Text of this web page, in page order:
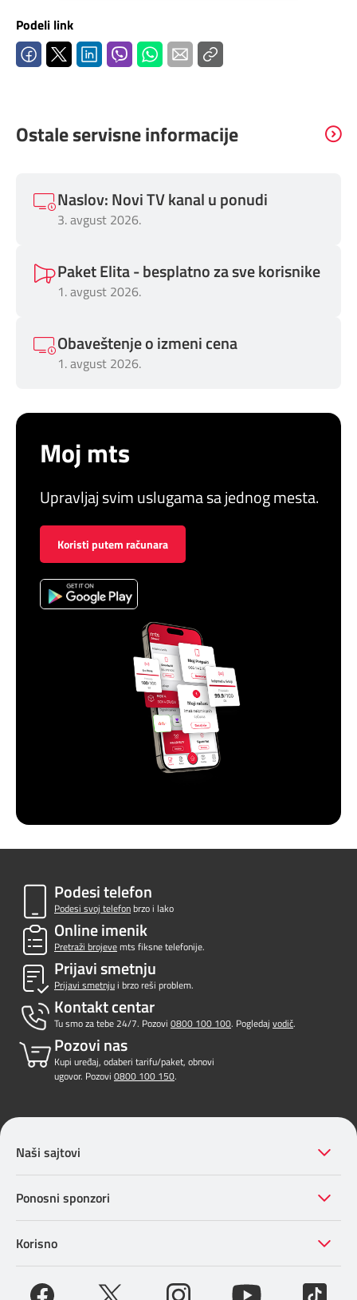
Podeli link
Ostale servisne informacije
Naslov: Novi TV kanal u ponudi
3. avgust 2026.
Paket Elita - besplatno za sve korisnike
1. avgust 2026.
Obaveštenje o izmeni cena
1. avgust 2026.
Moj mts
Upravljaj svim uslugama sa jednog mesta.
Koristi putem računara
Podesi telefon
Podesi svoj telefonbrzo i lako
Online imenik
Pretraži brojevemts fiksne telefonije.
Prijavi smetnju
Prijavi smetnjui brzo reši problem.
Kontakt centar
Tu smo za tebe 24/7. Pozovi 0800 100 100. Pogledaj vodič.
Pozovi nas
Kupi uređaj, odaberi tarifu/paket, obnovi
ugovor. Pozovi 0800 100 150.
Naši sajtovi
Ponosni sponzori
Korisno